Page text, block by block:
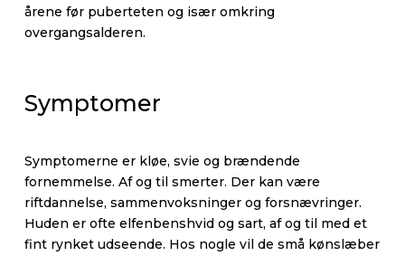
årene før puberteten og især omkring
overgangsalderen.
Symptomer
Symptomerne er kløe, svie og brændende
fornemmelse. Af og til smerter. Der kan være
riftdannelse, sammenvoksninger og forsnævringer.
Huden er ofte elfenbenshvid og sart, af og til med et
fint rynket udseende. Hos nogle vil de små kønslæber